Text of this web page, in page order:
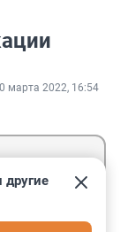
марта 2022, 16:54
другие